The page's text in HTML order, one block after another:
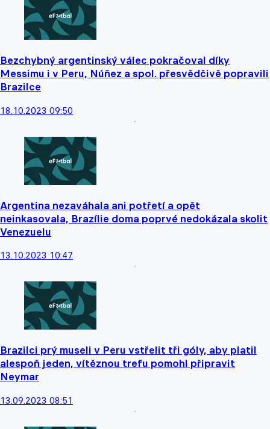
Bezchybný argentinský válec pokračoval díky
Messimu i v Peru, Núňez a spol. přesvědčivě popravili
Brazilce
18.10.2023 09:50
Argentina nezaváhala ani potřetí a opět
neinkasovala, Brazílie doma poprvé nedokázala skolit
Venezuelu
13.10.2023 10:47
Brazilci prý museli v Peru vstřelit tři góly, aby platil
alespoň jeden, vítěznou trefu pomohl připravit
Neymar
13.09.2023 08:51